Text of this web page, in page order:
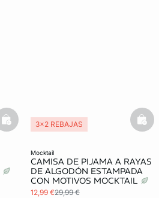
basketfull
mocktail
CAMISA DE PIJAMA A RAYAS
DE ALGODÓN ESTAMPADA
CON MOTIVOS MOCKTAIL
12,99 €29,99 €
3x2 REBAJAS